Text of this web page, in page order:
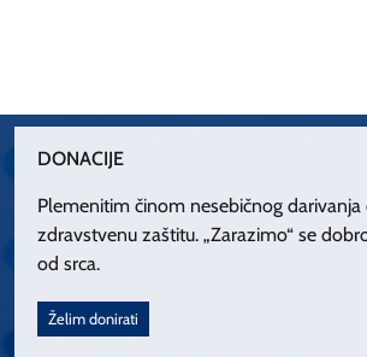
DONACIJE
Plemenitim činom nesebičnog
zdravstvenu zaštitu. „Zarazimo“ se
od srca.
Želim donirati